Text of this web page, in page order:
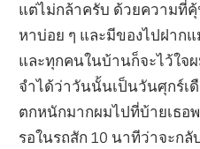
แต่ไม่กล้าครับ ด้วยความที่
หาบ่อย ๆ และมีของไปฝากแ
และทุกคนในบ้านก็จะไว้ใจ
จำได้ว่าวันนั้นเป็นวันศุกร์เ
ตกหนักมากผมไปที่บ้ายเธอ
รอในรถสัก 10 นาทีว่าจะก